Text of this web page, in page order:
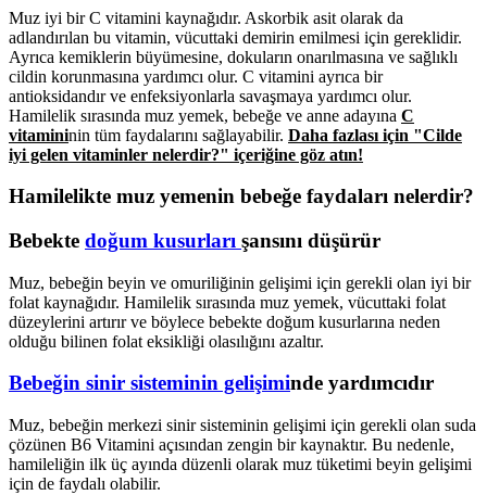
Muz iyi bir C vitamini kaynağıdır. Askorbik asit olarak da
adlandırılan bu vitamin, vücuttaki demirin emilmesi için gereklidir.
Ayrıca kemiklerin büyümesine, dokuların onarılmasına ve sağlıklı
cildin korunmasına yardımcı olur. C vitamini ayrıca bir
antioksidandır ve enfeksiyonlarla savaşmaya yardımcı olur.
Hamilelik sırasında muz yemek, bebeğe ve anne adayına C
vitamininin tüm faydalarını sağlayabilir. Daha fazlası için "Cilde
iyi gelen vitaminler nelerdir?" içeriğine göz atın!
Hamilelikte muz yemenin bebeğe faydaları nelerdir?
Bebekte doğum kusurları şansını düşürür
Muz, bebeğin beyin ve omuriliğinin gelişimi için gerekli olan iyi bir
folat kaynağıdır. Hamilelik sırasında muz yemek, vücuttaki folat
düzeylerini artırır ve böylece bebekte doğum kusurlarına neden
olduğu bilinen folat eksikliği olasılığını azaltır.
Bebeğin sinir sisteminin gelişiminde yardımcıdır
Muz, bebeğin merkezi sinir sisteminin gelişimi için gerekli olan suda
çözünen B6 Vitamini açısından zengin bir kaynaktır. Bu nedenle,
hamileliğin ilk üç ayında düzenli olarak muz tüketimi beyin gelişimi
için de faydalı olabilir.